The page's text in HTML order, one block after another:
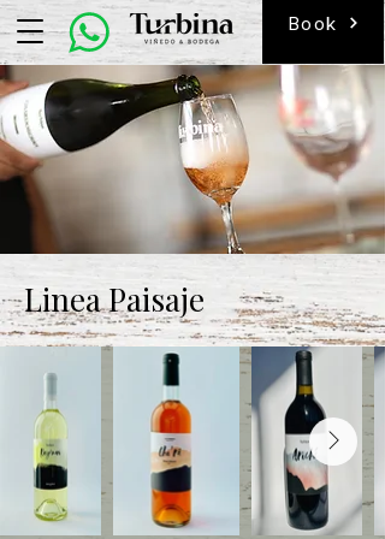
Book
Linea Paisaje